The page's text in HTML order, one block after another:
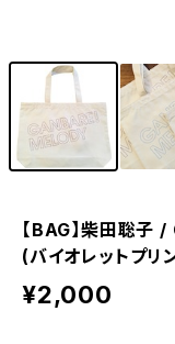
【BAG】柴田聡
(バイオレットプリ
¥2,000